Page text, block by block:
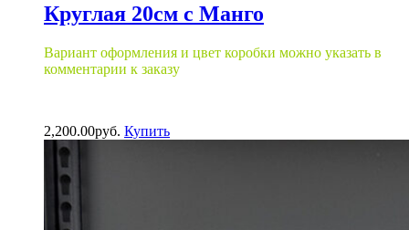
Круглая 20см с Манго
Вариант оформления и цвет коробки можно указать в
комментарии к заказу
2,200.00руб. Купить